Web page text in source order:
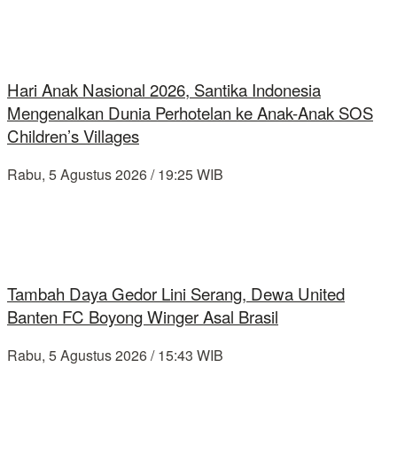
Hari Anak Nasional 2026, Santika Indonesia
Mengenalkan Dunia Perhotelan ke Anak-Anak SOS
Children’s Villages
Rabu, 5 Agustus 2026 / 19:25 WIB
Tambah Daya Gedor Lini Serang, Dewa United
Banten FC Boyong Winger Asal Brasil
Rabu, 5 Agustus 2026 / 15:43 WIB